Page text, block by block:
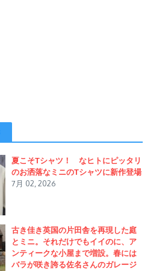
夏こそTシャツ！ なヒトにピッタリ
のお洒落なミニのTシャツに新作登場
7月 02, 2026
古き佳き英国の片田舎を再現した庭
とミニ。それだけでもイイのに、ア
ンティークな小屋まで増設。春には
バラが咲き誇る佐名さんのガレージ